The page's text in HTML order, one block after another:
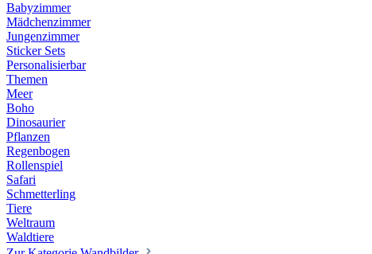
Babyzimmer
Mädchenzimmer
Jungenzimmer
Sticker Sets
Personalisierbar
Themen
Meer
Boho
Dinosaurier
Pflanzen
Regenbogen
Rollenspiel
Safari
Schmetterling
Tiere
Weltraum
Waldtiere